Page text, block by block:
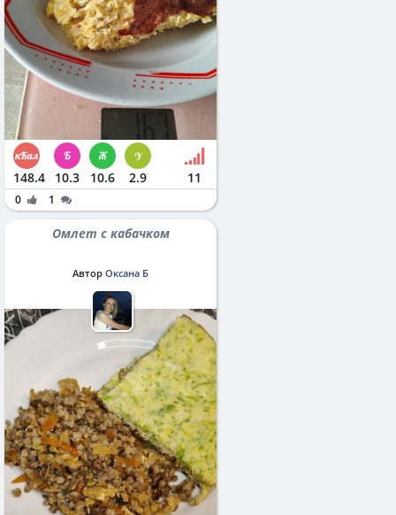
148.4 10.3 10.6 2.9 11
0 1
Омлет с кабачком
Автор Оксана Б